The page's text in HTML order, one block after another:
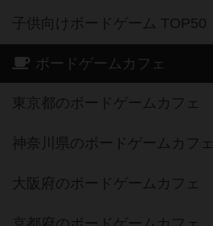
子供向けボードゲーム TOP50
ボードゲームカフェ
東京都のボードゲームカフェ
神奈川県のボードゲームカフェ
大阪府のボードゲームカフェ